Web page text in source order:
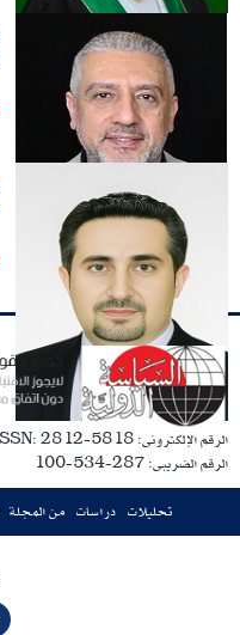
الرقم الإلكترونى: ISSN: 2812-5818
الرقم الضريبى: 287-534-100
تحليلات دراسات من المجلة